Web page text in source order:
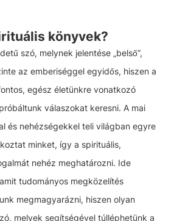
könyvek?
szó, melynek jelentése „belső”,
az emberiséggel egyidős, hiszen a
egész életünkre vonatkozó
válaszokat keresni. A mai
és nehézségekkel teli világban egyre
minket, így a spirituális,
nehéz meghatározni. Ide
tudományos megközelítés
megmagyarázni, hiszen olyan
melyek segítségével túlléphetünk a